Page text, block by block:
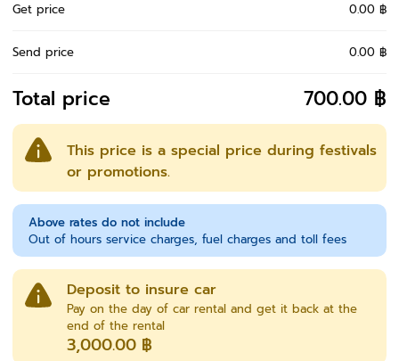
Get price 0.00 ฿
Send price 0.00 ฿
Total price 700.00 ฿
This price is a special price during festivals
or promotions.
Above rates do not include
Out of hours service charges, fuel charges and toll fees
Deposit to insure car
Pay on the day of car rental and get it back at the
end of the rental
3,000.00 ฿